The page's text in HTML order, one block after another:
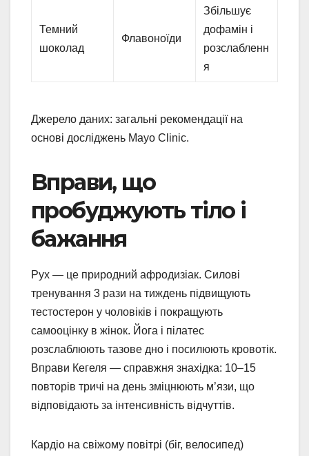
Темний
шоколад
Флавоноїди
Збільшує
дофамін і
розслабленн
я
Джерело даних: загальні рекомендації на
основі досліджень Mayo Clinic.
Вправи, що
пробуджують тіло і
бажання
Рух — це природний афродизіак. Силові
тренування 3 рази на тиждень підвищують
тестостерон у чоловіків і покращують
самооцінку в жінок. Йога і пілатес
розслаблюють тазове дно і посилюють кровотік.
Вправи Кегеля — справжня знахідка: 10–15
повторів тричі на день зміцнюють м’язи, що
відповідають за інтенсивність відчуттів.
Кардіо на свіжому повітрі (біг, велосипед)